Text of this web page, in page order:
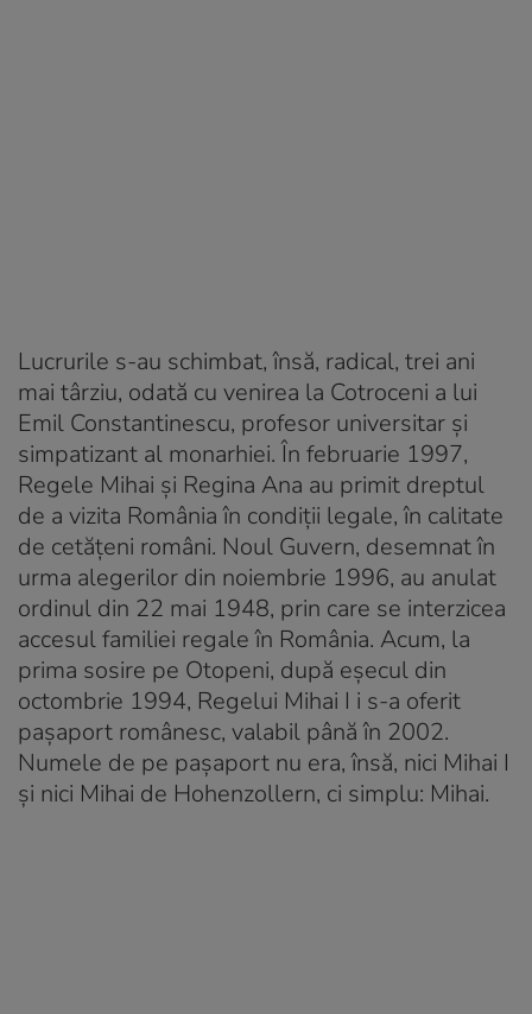
Lucrurile s-au schimbat, însă, radical, trei ani
mai târziu, odată cu venirea la Cotroceni a lui
Emil Constantinescu, profesor universitar și
simpatizant al monarhiei. În februarie 1997,
Regele Mihai și Regina Ana au primit dreptul
de a vizita România în condiții legale, în calitate
de cetățeni români. Noul Guvern, desemnat în
urma alegerilor din noiembrie 1996, au anulat
ordinul din 22 mai 1948, prin care se interzicea
accesul familiei regale în România. Acum, la
prima sosire pe Otopeni, după eșecul din
octombrie 1994, Regelui Mihai I i s-a oferit
pașaport românesc, valabil până în 2002.
Numele de pe pașaport nu era, însă, nici Mihai I
și nici Mihai de Hohenzollern, ci simplu: Mihai.